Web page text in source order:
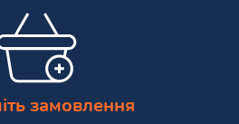
замовлення